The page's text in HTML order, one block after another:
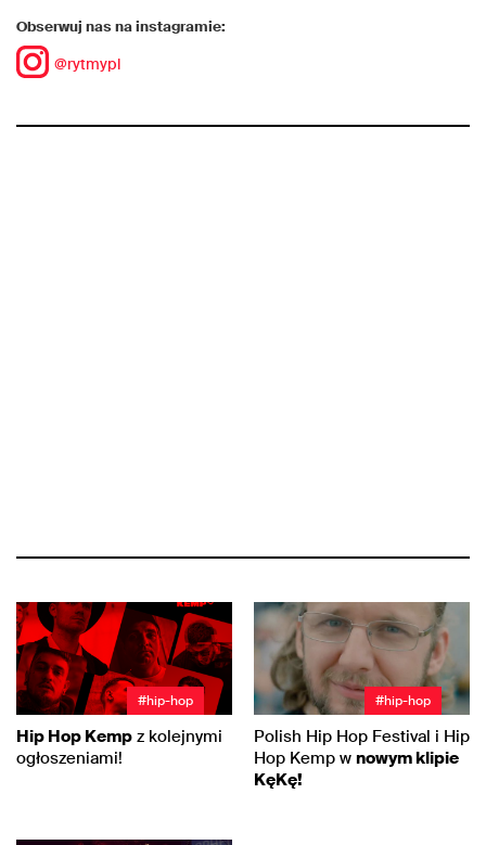
Obserwuj nas na instagramie:
@rytmypl
#hip-hop
Hip Hop Kemp z kolejnymi
ogłoszeniami!
#hip-hop
Polish Hip Hop Festival i Hip
Hop Kemp w nowym klipie
KęKę!